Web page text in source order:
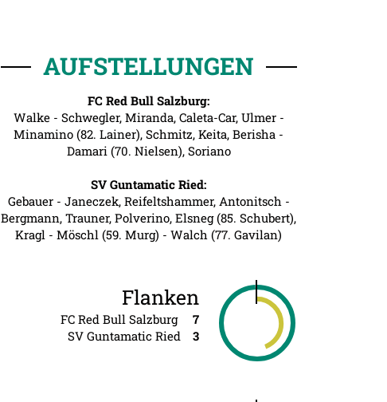
AUFSTELLUNGEN
FC Red Bull Salzburg:
Walke - Schwegler, Miranda, Caleta-Car, Ulmer -
Minamino (82. Lainer), Schmitz, Keita, Berisha -
Damari (70. Nielsen), Soriano
SV Guntamatic Ried:
Gebauer - Janeczek, Reifeltshammer, Antonitsch -
Bergmann, Trauner, Polverino, Elsneg (85. Schubert),
Kragl - Möschl (59. Murg) - Walch (77. Gavilan)
Flanken
FC Red Bull Salzburg
7
SV Guntamatic Ried
3